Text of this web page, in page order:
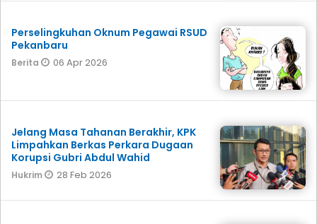
Perselingkuhan Oknum Pegawai RSUD
Pekanbaru
Berita 06 Apr 2026
Jelang Masa Tahanan Berakhir, KPK
Limpahkan Berkas Perkara Dugaan
Korupsi Gubri Abdul Wahid
Hukrim 28 Feb 2026